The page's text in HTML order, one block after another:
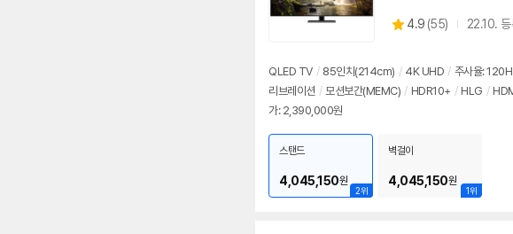
별
4.9 (상
55) 22.10. 등
QLED TV / 85인치(214cm) / 4K UHD / 주사율:
리브레이션 / 모션보간(MEMC) / HDR10+ / HLG /
가: 2,390,000원
2위
스탠드
4,045,150원
1위
벽걸이
4,045,150원